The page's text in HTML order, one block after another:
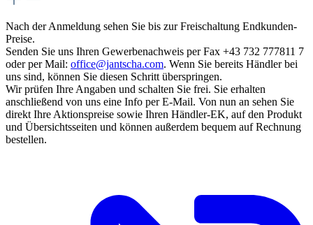
Nach der Anmeldung sehen Sie bis zur Freischaltung Endkunden-
Preise.
Senden Sie uns Ihren Gewerbenachweis per Fax +43 732 777811 7
oder per Mail: office@jantscha.com. Wenn Sie bereits Händler bei
uns sind, können Sie diesen Schritt überspringen.
Wir prüfen Ihre Angaben und schalten Sie frei. Sie erhalten
anschließend von uns eine Info per E-Mail. Von nun an sehen Sie
direkt Ihre Aktionspreise sowie Ihren Händler-EK, auf den Produkt
und Übersichtsseiten und können außerdem bequem auf Rechnung
bestellen.